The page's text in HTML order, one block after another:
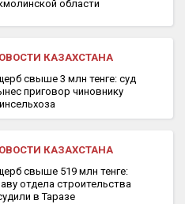
области
КАЗАХСТАНА
свыше 3 млн тенге: суд
приговор чиновнику
КАЗАХСТАНА
свыше 519 млн тенге:
отдела строительства
в Таразе